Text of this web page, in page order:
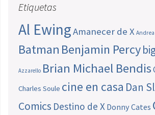
Etiquetas
Al EwingAmanecer de X
Batman Benjamin Percy
Azzarello Brian Michael Bendis
Charles Soule cine en casa Dan
Comics Destino de X Donny Cates